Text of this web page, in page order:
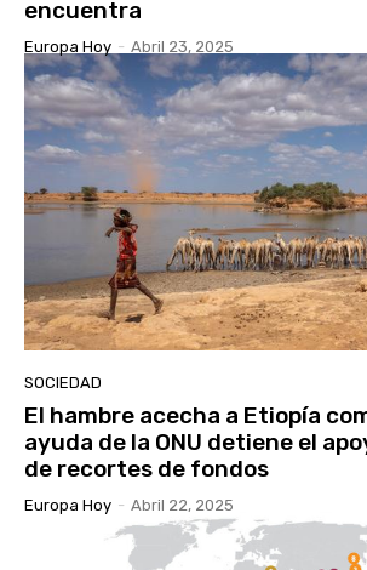
encuentra
Europa Hoy - Abril 23, 2025
SOCIEDAD
El hambre acecha a Etiopía
ayuda de la ONU detiene el
de recortes de fondos
Europa Hoy - Abril 22, 2025